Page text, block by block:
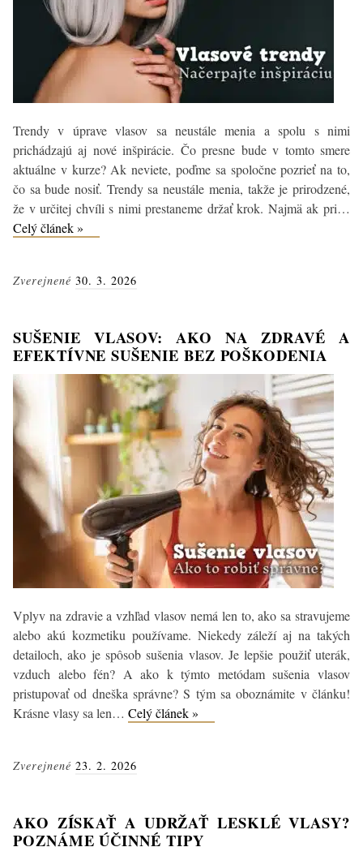
Trendy v úprave vlasov sa neustále menia a spolu s nimi
prichádzajú aj nové inšpirácie. Čo presne bude v tomto smere
aktuálne v kurze? Ak neviete, poďme sa spoločne pozrieť na to,
čo sa bude nosiť. Trendy sa neustále menia, takže je prirodzené,
že v určitej chvíli s nimi prestaneme držať krok. Najmä ak pri…
Celý článek »
ktoré
Zverejnené 30. 3. 2026
SUŠENIE VLASOV: AKO NA ZDRAVÉ A
EFEKTÍVNE SUŠENIE BEZ POŠKODENIA
Vplyv na zdravie a vzhľad vlasov nemá len to, ako sa stravujeme
alebo akú kozmetiku používame. Niekedy záleží aj na takých
detailoch, ako je spôsob sušenia vlasov. Je lepšie použiť uterák,
vzduch alebo fén? A ako k týmto metódam sušenia vlasov
pristupovať od dneška správne? S tým sa oboznámite v článku!
Krásne vlasy sa len… Celý článek »
efektívne
Zverejnené 23. 2. 2026
AKO ZÍSKAŤ A UDRŽAŤ LESKLÉ VLASY?
POZNÁME ÚČINNÉ TIPY